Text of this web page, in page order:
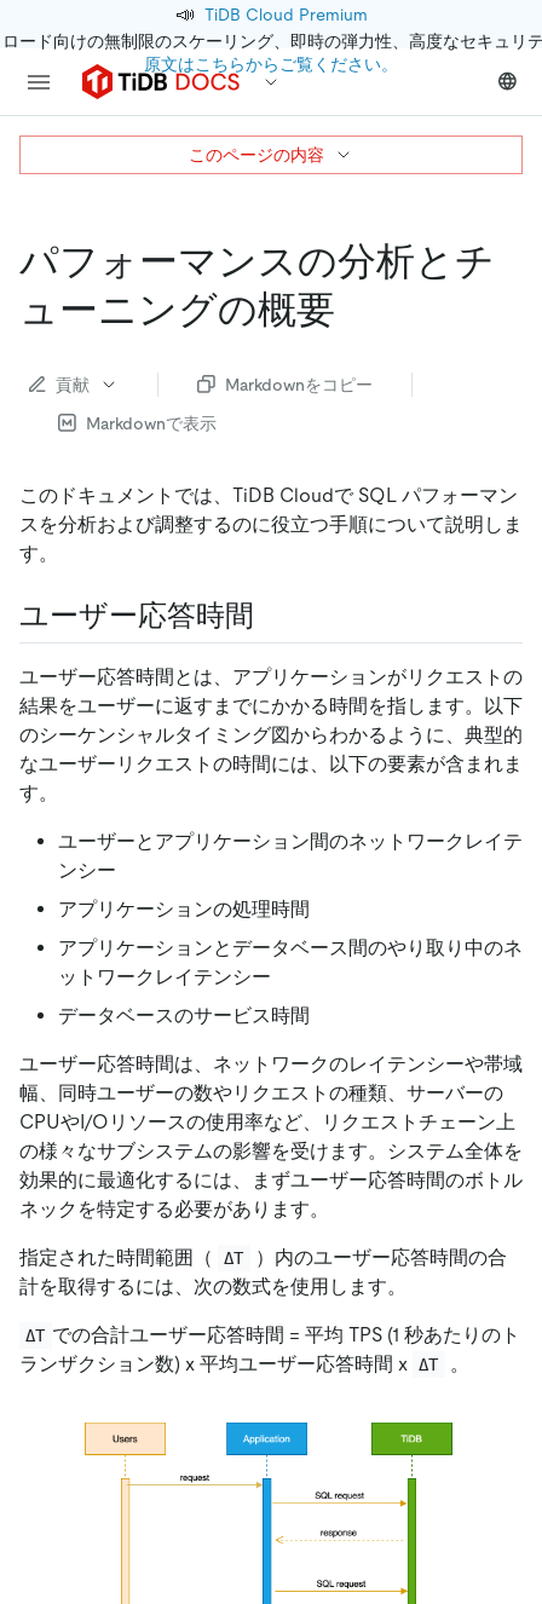
📣 TiDB Cloud Premium
ード向けの無制限のスケーリング、即時の弾力性、高度なセキュリ
原文はこちらからご覧ください。
パフォーマンスの分析とチ
ューニングの概要
貢献
Markdownをコピー
Markdownで表示
このドキュメントでは、TiDB Cloudで SQL パフォーマン
スを分析および調整するのに役立つ手順について説明しま
す。
ユーザー応答時間
ユーザー応答時間とは、アプリケーションがリクエストの
結果をユーザーに返すまでにかかる時間を指します。以下
のシーケンシャルタイミング図からわかるように、典型的
なユーザーリクエストの時間には、以下の要素が含まれま
す。
ユーザーとアプリケーション間のネットワークレイテ
ンシー
アプリケーションの処理時間
アプリケーションとデータベース間のやり取り中のネ
ットワークレイテンシー
データベースのサービス時間
ユーザー応答時間は、ネットワークのレイテンシーや帯域
幅、同時ユーザーの数やリクエストの種類、サーバーの
CPUやI/Oリソースの使用率など、リクエストチェーン上
の様々なサブシステムの影響を受けます。システム全体を
効果的に最適化するには、まずユーザー応答時間のボトル
ネックを特定する必要があります。
指定された時間範囲（ ΔT
）内のユーザー応答時間の合
計を取得するには、次の数式を使用します。
ΔT での合計ユーザー応答時間 = 平均 TPS (1 秒あたりのト
ランザクション数) x 平均ユーザー応答時間 x
ΔT 。
このページの内容